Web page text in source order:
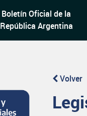
Boletín Oficial de la
República Argentina
Volver